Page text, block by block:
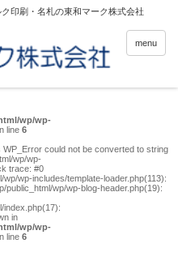
印刷・名札の東和マーク株式会社
menu
wp/wp-
line 6
could not be converted to string
wp/wp-
trace: #0
wp-includes/template-loader.php(113):
wp/wp-blog-header.php(19):
index.php(17):
in
wp/wp-
line 6